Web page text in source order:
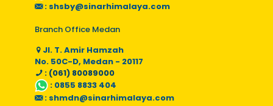
: shsby@sinarhimalaya.com
Branch Office Medan
Jl. T. Amir Hamzah
No. 50C-D, Medan - 20117
: (061) 80089000
: 0855 8833 404
: shmdn@sinarhimalaya.com